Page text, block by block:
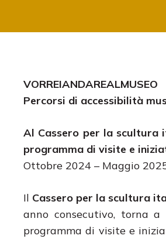
VORREIANDAREALMUSEO
Percorsi di accessibilità
Al Cassero per la scultura
programma di visite e
Ottobre 2024 – Maggio
Il Cassero per la scultura
anno consecutivo, torna a
programma di visite e